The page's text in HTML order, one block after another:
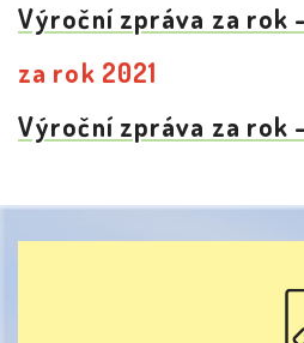
Výroční zpráva za rok
za rok 2021
Výroční zpráva za rok